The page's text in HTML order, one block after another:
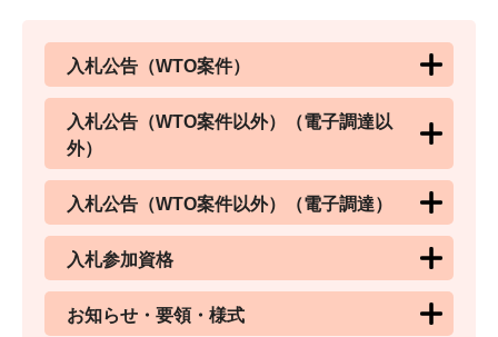
入札公告（WTO案件）
入札公告（WTO案件以外）（電子調達以
外）
入札公告（WTO案件以外）（電子調達）
入札参加資格
お知らせ・要領・様式